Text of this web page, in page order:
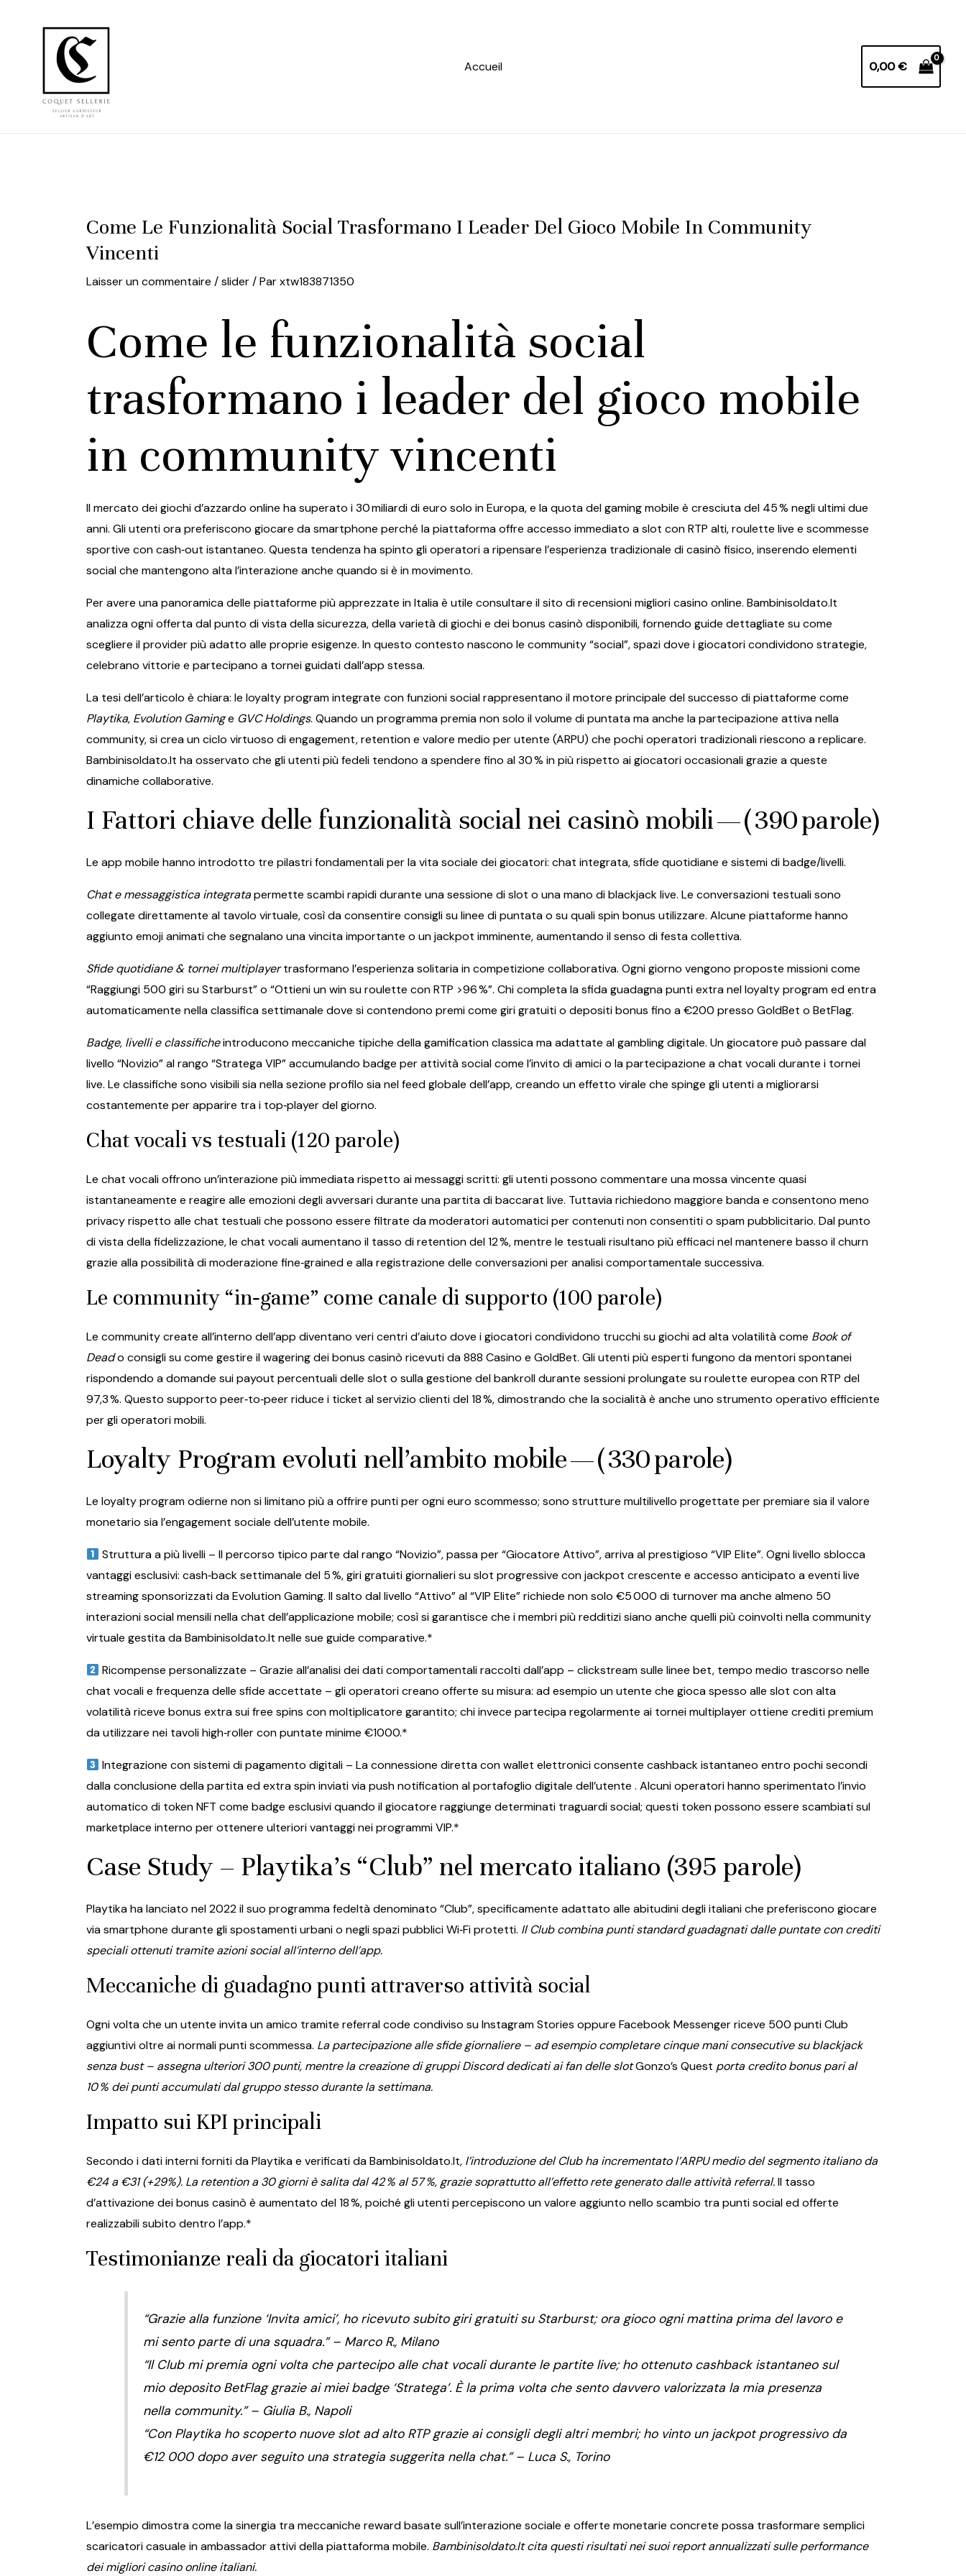
Accueil
0,00€
Come Le Funzionalità Social Trasformano I Leader Del Gioco Mobile In Community
Vincenti
Laisser un commentaire /slider/ Parxtw183871350
Come le funzionalità social
trasformano i leader del gioco mobile
in community vincenti
Il mercato dei giochi d’azzardo online ha superato i 30 miliardi di euro solo in Europa, e la quota del gaming mobile è cresciuta del 45 % negli ultimi due
anni. Gli utenti ora preferiscono giocare da smartphone perché la piattaforma offre accesso immediato a slot con RTP alti, roulette live e scommesse
sportive con cash‑out istantaneo. Questa tendenza ha spinto gli operatori a ripensare l’esperienza tradizionale di casinò fisico, inserendo elementi
social che mantengono alta l’interazione anche quando si è in movimento.
Per avere una panoramica delle piattaforme più apprezzate in Italia è utile consultare il sito di recensionimigliori casino online. Bambinisoldato.It
analizza ogni offerta dal punto di vista della sicurezza, della varietà di giochi e dei bonus casinò disponibili, fornendo guide dettagliate su come
scegliere il provider più adatto alle proprie esigenze. In questo contesto nascono le community “social”, spazi dove i giocatori condividono strategie,
celebrano vittorie e partecipano a tornei guidati dall’app stessa.
La tesi dell’articolo è chiara: le loyalty program integrate con funzioni social rappresentano il motore principale del successo di piattaforme come
Playtika, Evolution Gaminge GVC Holdings. Quando un programma premia non solo il volume di puntata ma anche la partecipazione attiva nella
community, si crea un ciclo virtuoso di engagement, retention e valore medio per utente (ARPU) che pochi operatori tradizionali riescono a replicare.
Bambinisoldato.It ha osservato che gli utenti più fedeli tendono a spendere fino al 30 % in più rispetto ai giocatori occasionali grazie a queste
dinamiche collaborative.
I Fattori chiave delle funzionalità social nei casinò mobili — ( 390 parole)
Le app mobile hanno introdotto tre pilastri fondamentali per la vita sociale dei giocatori: chat integrata, sfide quotidiane e sistemi di badge/livelli.
Chat e messaggistica integratapermette scambi rapidi durante una sessione di slot o una mano di blackjack live. Le conversazioni testuali sono
collegate direttamente al tavolo virtuale, così da consentire consigli su linee di puntata o su quali spin bonus utilizzare. Alcune piattaforme hanno
aggiunto emoji animati che segnalano una vincita importante o un jackpot imminente, aumentando il senso di festa collettiva.
Sfide quotidiane & tornei multiplayertrasformano l’esperienza solitaria in competizione collaborativa. Ogni giorno vengono proposte missioni come
“Raggiungi 500 giri su Starburst” o “Ottieni un win su roulette con RTP >96 %”. Chi completa la sfida guadagna punti extra nel loyalty program ed entra
automaticamente nella classifica settimanale dove si contendono premi come giri gratuiti o depositi bonus fino a €200 presso GoldBet o BetFlag.
Badge, livelli e classificheintroducono meccaniche tipiche della gamification classica ma adattate al gambling digitale. Un giocatore può passare dal
livello “Novizio” al rango “Stratega VIP” accumulando badge per attività social come l’invito di amici o la partecipazione a chat vocali durante i tornei
live. Le classifiche sono visibili sia nella sezione profilo sia nel feed globale dell’app, creando un effetto virale che spinge gli utenti a migliorarsi
costantemente per apparire tra i top‑player del giorno.
Chat vocali vs testuali (120 parole)
Le chat vocali offrono un’interazione più immediata rispetto ai messaggi scritti: gli utenti possono commentare una mossa vincente quasi
istantaneamente e reagire alle emozioni degli avversari durante una partita di baccarat live. Tuttavia richiedono maggiore banda e consentono meno
privacy rispetto alle chat testuali che possono essere filtrate da moderatori automatici per contenuti non consentiti o spam pubblicitario. Dal punto
di vista della fidelizzazione, le chat vocali aumentano il tasso di retention del 12 %, mentre le testuali risultano più efficaci nel mantenere basso il churn
grazie alla possibilità di moderazione fine‑grained e alla registrazione delle conversazioni per analisi comportamentale successiva.
Le community “in‑game” come canale di supporto (100 parole)
Le community create all’interno dell’app diventano veri centri d’aiuto dove i giocatori condividono trucchi su giochi ad alta volatilità come Book of
Deado consigli su come gestire il wagering dei bonus casinò ricevuti da 888 Casino e GoldBet. Gli utenti più esperti fungono da mentori spontanei
rispondendo a domande sui payout percentuali delle slot o sulla gestione del bankroll durante sessioni prolungate su roulette europea con RTP del
97,3 %. Questo supporto peer‑to‑peer riduce i ticket al servizio clienti del 18 %, dimostrando che la socialità è anche uno strumento operativo efficiente
per gli operatori mobili.
Loyalty Program evoluti nell’ambito mobile — ( 330 parole)
Le loyalty program odierne non si limitano più a offrire punti per ogni euro scommesso; sono strutture multilivello progettate per premiare sia il valore
monetario sia l’engagement sociale dell’utente mobile.
Struttura a più livelli – Il percorso tipico parte dal rango “Novizio”, passa per “Giocatore Attivo”, arriva al prestigioso “VIP Elite”. Ogni livello sblocca
vantaggi esclusivi: cash‑back settimanale del 5 %, giri gratuiti giornalieri su slot progressive con jackpot crescente e accesso anticipato a eventi live
streaming sponsorizzati da Evolution Gaming. Il salto dal livello “Attivo” al “VIP Elite” richiede non solo €5 000 di turnover ma anche almeno 50
interazioni social mensili nella chat dell’applicazione mobile; così si garantisce che i membri più redditizi siano anche quelli più coinvolti nella community
virtuale gestita da Bambinisoldato.It nelle sue guide comparative.*
Ricompense personalizzate – Grazie all’analisi dei dati comportamentali raccolti dall’app – clickstream sulle linee bet, tempo medio trascorso nelle
chat vocali e frequenza delle sfide accettate – gli operatori creano offerte su misura: ad esempio un utente che gioca spesso alle slot con alta
volatilità riceve bonus extra sui free spins con moltiplicatore garantito; chi invece partecipa regolarmente ai tornei multiplayer ottiene crediti premium
da utilizzare nei tavoli high‑roller con puntate minime €1000.*
Integrazione con sistemi di pagamento digitali – La connessione diretta con wallet elettronici consente cashback istantaneo entro pochi secondi
dalla conclusione della partita ed extra spin inviati via push notification al portafoglio digitale dell’utente . Alcuni operatori hanno sperimentato l’invio
automatico di token NFT come badge esclusivi quando il giocatore raggiunge determinati traguardi social; questi token possono essere scambiati sul
marketplace interno per ottenere ulteriori vantaggi nei programmi VIP.*
Case Study – Playtika’s “Club” nel mercato italiano (395 parole)
Playtika ha lanciato nel 2022 il suo programma fedeltà denominato “Club”, specificamente adattato alle abitudini degli italiani che preferiscono giocare
via smartphone durante gli spostamenti urbani o negli spazi pubblici Wi‑Fi protetti. Il Club combina punti standard guadagnati dalle puntate con crediti
speciali ottenuti tramite azioni social all’interno dell’app.
Meccaniche di guadagno punti attraverso attività social
Ogni volta che un utente invita un amico tramite referral code condiviso su Instagram Stories oppure Facebook Messenger riceve 500 punti Club
aggiuntivi oltre ai normali punti scommessa. La partecipazione alle sfide giornaliere – ad esempio completare cinque mani consecutive su blackjack
senza bust – assegna ulteriori 300 punti, mentre la creazione di gruppi Discord dedicati ai fan delle slotGonzo’s Quest porta credito bonus pari al
10 % dei punti accumulati dal gruppo stesso durante la settimana.
Impatto sui KPI principali
Secondo i dati interni forniti da Playtika e verificati da Bambinisoldato.It, l’introduzione del Club ha incrementato l’ARPU medio del segmento italiano da
€24 a €31 (+29%). La retention a 30 giorni è salita dal 42 % al 57 %, grazie soprattutto all’effetto rete generato dalle attività referral.Il tasso
d’attivazione dei bonus casinò è aumentato del 18 %, poiché gli utenti percepiscono un valore aggiunto nello scambio tra punti social ed offerte
realizzabili subito dentro l’app.*
Testimonianze reali da giocatori italiani
“Grazie alla funzione ‘Invita amici’, ho ricevuto subito giri gratuiti su Starburst; ora gioco ogni mattina prima del lavoro e
mi sento parte di una squadra.”– Marco R., Milano
“Il Club mi premia ogni volta che partecipo alle chat vocali durante le partite live; ho ottenuto cashback istantaneo sul
mio deposito BetFlag grazie ai miei badge ‘Stratega’. È la prima volta che sento davvero valorizzata la mia presenza
nella community.”– Giulia B., Napoli
“Con Playtika ho scoperto nuove slot ad alto RTP grazie ai consigli degli altri membri; ho vinto un jackpot progressivo da
€12 000 dopo aver seguito una strategia suggerita nella chat.”– Luca S., Torino
L’esempio dimostra come la sinergia tra meccaniche reward basate sull’interazione sociale e offerte monetarie concrete possa trasformare semplici
scaricatori casuale in ambassador attivi della piattaforma mobile. Bambinisoldato.It cita questi risultati nei suoi report annualizzati sulle performance
dei migliori casino online italiani.